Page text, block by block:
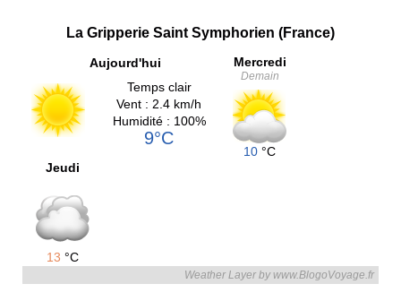
La Gripperie Saint Symphorien (France)
Aujourd'hui
Temps clair
Vent : 2.4 km/h
Humidité : 100%
9°C
Mercredi
Demain
10 °C
Jeudi
13 °C
Weather Layer by www.BlogoVoyage.fr